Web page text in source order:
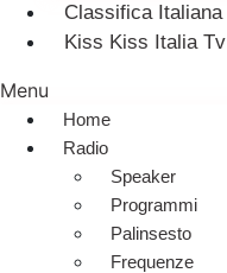
Classifica Italiana
Kiss Kiss Italia Tv
Menu
Home
Radio
Speaker
Programmi
Palinsesto
Frequenze